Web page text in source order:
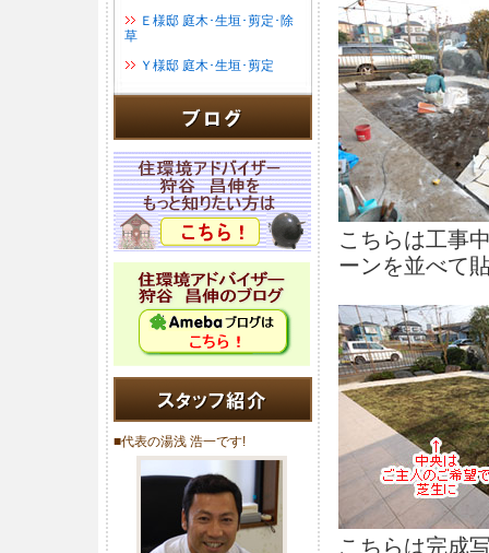
こちらは工事
ーンを並べて
こちらは完成
Ｅ様邸 庭木･生垣･剪定･除
草
Ｙ様邸 庭木･生垣･剪定
■代表の湯浅 浩一です!